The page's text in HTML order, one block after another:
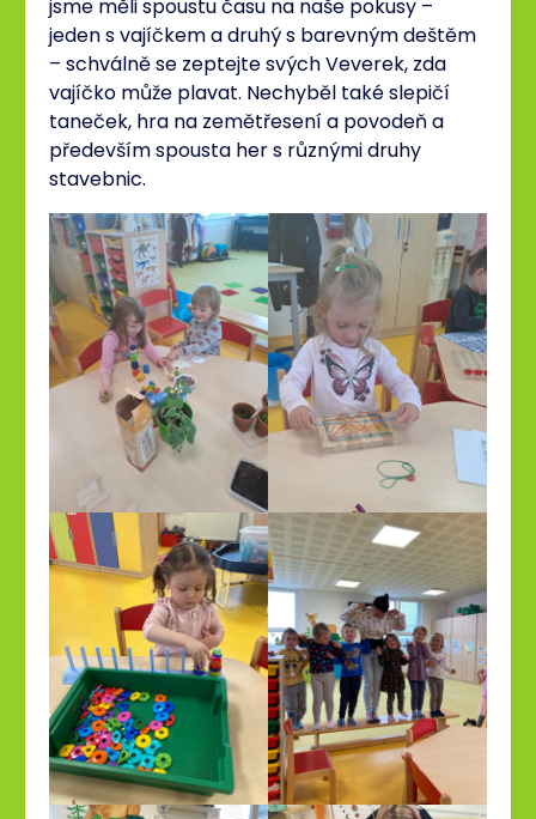
jsme měli spoustu času na naše pokusy –
jeden s vajíčkem a druhý s barevným deštěm
– schválně se zeptejte svých Veverek, zda
vajíčko může plavat. Nechyběl také slepičí
taneček, hra na zemětřesení a povodeň a
především spousta her s různými druhy
stavebnic.